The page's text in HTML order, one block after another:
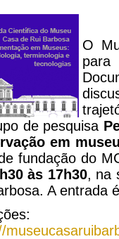
O
de pesquisa
em
fundação do
às 17h30, na
A entrada